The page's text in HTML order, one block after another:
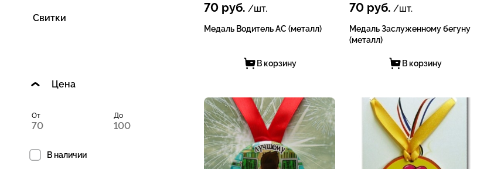
Свитки
Цена
От До
В наличии
70 руб. /шт.
Медаль Водитель АС (металл)
В корзину
70 руб. /шт.
Медаль Заслуженному бегуну
(металл)
В корзину